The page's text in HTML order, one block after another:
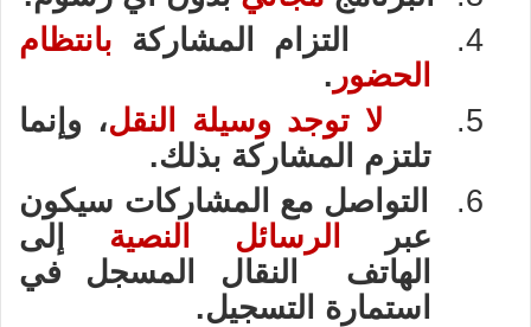
4.
التزام المشاركة بانتظام
الحضور .
5.
لا توجد وسيلة النقل، وإنما
تلتزم المشاركة بذلك.
6.
التواصل مع المشاركات سيكون
عبر
الرسائل النصية
إلى
الهاتف النقال المسجل في
استمارة التسجيل.